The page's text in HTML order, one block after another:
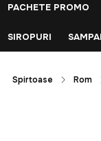
PACHETE PROMO
SIROPURI
Spirtoase Rom